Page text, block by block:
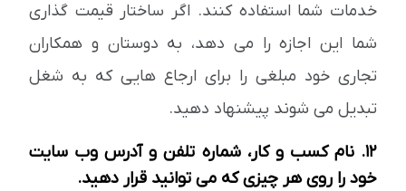
خدمات شما استفاده کنند. اگر ساختار قیمت گذاری
شما این اجازه را می دهد، به دوستان و همکاران
تجاری خود مبلغی را برای ارجاع هایی که به شغل
تبدیل می شوند پیشنهاد دهید.
12. نام کسب و کار، شماره تلفن و آدرس وب سایت
خود را روی هر چیزی که می توانید قرار دهید.